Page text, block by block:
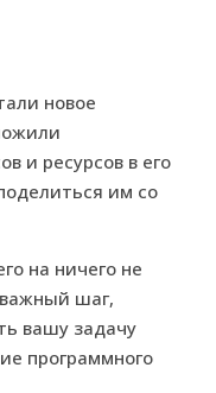
новое
и ресурсов в его
им со
на ничего не
шаг,
вашу задачу
программного